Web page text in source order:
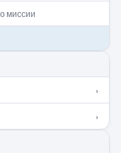
миссии
›
›